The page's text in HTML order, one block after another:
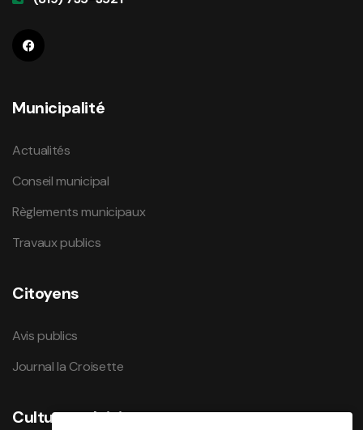
Municipalité
Actualités
Conseil municipal
Règlements municipaux
Travaux publics
Citoyens
Avis publics
Journal la Croisette
Culture et loisirs